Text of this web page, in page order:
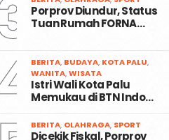
Porprov Diundur, Status
Tuan Rumah FORNA…
BERITA, BUDAYA, KOTA PALU,
WANITA,WISATA
Istri Wali Kota Palu
Memukau di BTN Indo…
BERITA, OLAHRAGA, SPORT
Dicekik Fiskal, Porprov